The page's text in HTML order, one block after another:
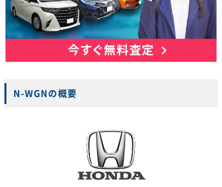
N-WGNの概要